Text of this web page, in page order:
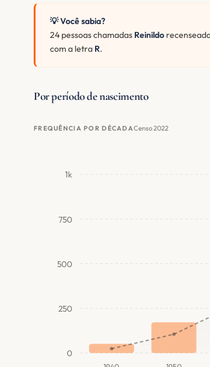
💡 Você sabia?
24 pessoas chamadas Reinildo
com a letra R.
Por período de nascimento
FREQUÊNCIA POR DÉCADACenso 2022
0
250
500
750
1k